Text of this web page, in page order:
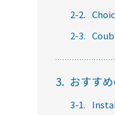
2-2.
2-3.
3. おすす
3-1.
常時公開中
5分でわか